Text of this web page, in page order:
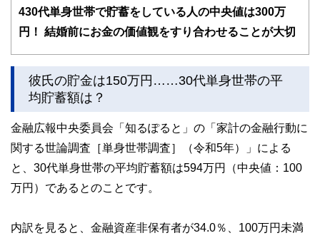
ドバイザー、DCプランナー、公認会計士、社会保険労務
士、行政書士、投資アナリスト、キャリアコンサルタントな
ど150名以上の有資格者を執筆者・監修者として迎え、むず
をわかりやすく発信している点です。
このように編集経験豊富なメンバーと金融や経済に精通した
執筆者・監修者による執筆体制を築くことで、内容のわかり
やすさはもちろんのこと、読み応えのあるコンテンツと確か
私たちは、快適でより良い生活のアイデアを提供するお金の
コンシェルジュを目指します。
430代単身世帯で貯蓄をしている人の中央値は300万
円！ 結婚前にお金の価値観をすり合わせることが大切
彼氏の貯金は150万円……30代単身世帯の平
均貯蓄額は？
金融広報中央委員会「知るぽると」の「家計の金融行動に
関する世論調査［単身世帯調査］（令和5年）」による
と、30代単身世帯の平均貯蓄額は594万円（中央値：100
万円）であるとのことです。
内訳を見ると、金融資産非保有者が34.0％、100万円未満